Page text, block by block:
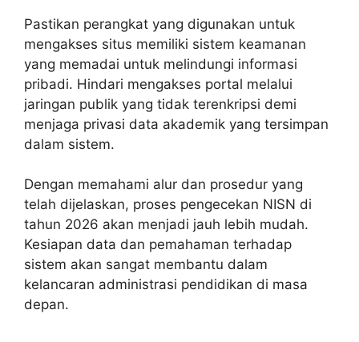
Pastikan perangkat yang digunakan untuk
mengakses situs memiliki sistem keamanan
yang memadai untuk melindungi informasi
pribadi. Hindari mengakses portal melalui
jaringan publik yang tidak terenkripsi demi
menjaga privasi data akademik yang tersimpan
dalam sistem.
Dengan memahami alur dan prosedur yang
telah dijelaskan, proses pengecekan NISN di
tahun 2026 akan menjadi jauh lebih mudah.
Kesiapan data dan pemahaman terhadap
sistem akan sangat membantu dalam
kelancaran administrasi pendidikan di masa
depan.